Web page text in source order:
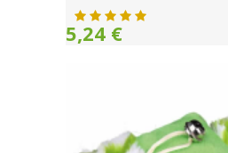
5,24 €